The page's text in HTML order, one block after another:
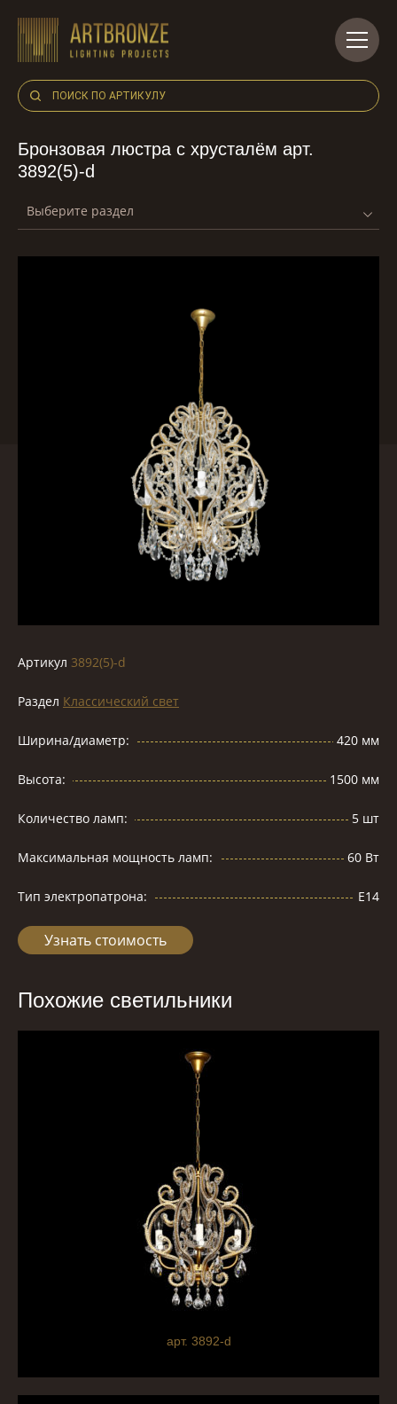
content
Бронзовая люстра с хрусталём арт.
3892(5)-d
Выберите раздел
Артикул 3892(5)-d
Раздел Классический свет
Ширина/диаметр: 420 мм
Высота: 1500 мм
Количество ламп: 5 шт
Максимальная мощность ламп: 60 Вт
Тип электропатрона: Е14
Узнать стоимость
Похожие светильники
арт. 3892-d